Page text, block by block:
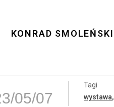
KONRAD SMOLEŃSKI
05/07
Tagi
wystawa,